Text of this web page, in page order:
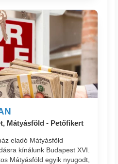
Mátyásföld - Petőfikert
eladó Mátyásföld
kínálunk Budapest XVI.
Mátyásföld egyik nyugodt,